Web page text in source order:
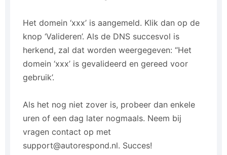
Het domein ‘xxx’ is aangemeld. Klik dan op de
knop ‘Valideren’. Als de DNS succesvol is
herkend, zal dat worden weergegeven: “Het
domein ‘xxx’ is gevalideerd en gereed voor
gebruik’.
Als het nog niet zover is, probeer dan enkele
uren of een dag later nogmaals. Neem bij
vragen contact op met
support@autorespond.nl. Succes!